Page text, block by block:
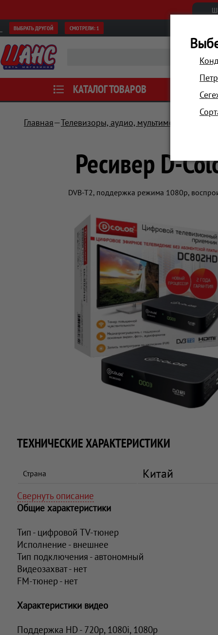
ВЫБРАТЬ ДРУГОЙ СМОТРЕЛИ: 1
КАТАЛОГ ТОВАРОВ АКЦИИ
Главная Телевизоры, аудио, мультимедиа
Ресивер D-
DVB-T2, поддержка режима 1080p,
ТЕХНИЧЕСКИЕ ХАРАКТЕРИСТИКИ
Страна Китай
Свернуть описание
Общие характеристики
Тип - цифровой TV-тюнер
Исполнение - внешнее
Тип подключения - автономный
Видеозахват - нет
FM-тюнер - нет
Характеристики видео
Поддержка HD - 720p, 1080i, 1080p